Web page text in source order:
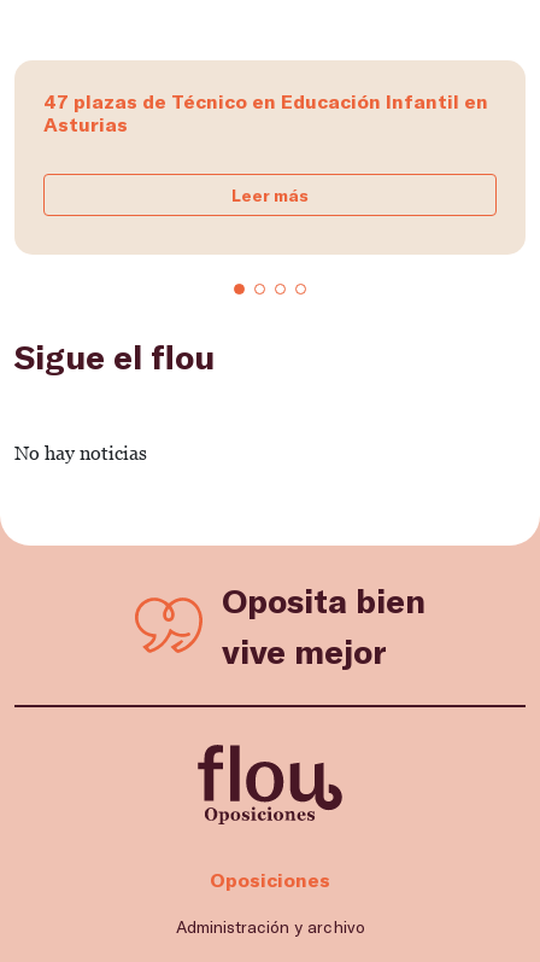
47 plazas de Técnico en Educación Infantil en
Asturias
Leer más
Sigue el flou
No hay noticias
Oposita bien
vive mejor
Oposiciones
Administración y archivo